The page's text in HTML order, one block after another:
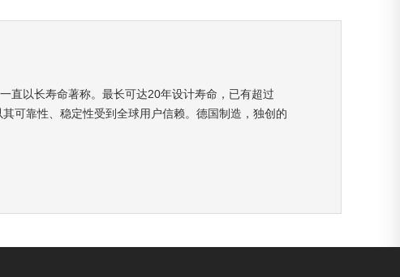
直以长寿命著称。最长可达20年设计寿命，已有超过
可靠性、稳定性受到全球用户信赖。德国制造，独创的